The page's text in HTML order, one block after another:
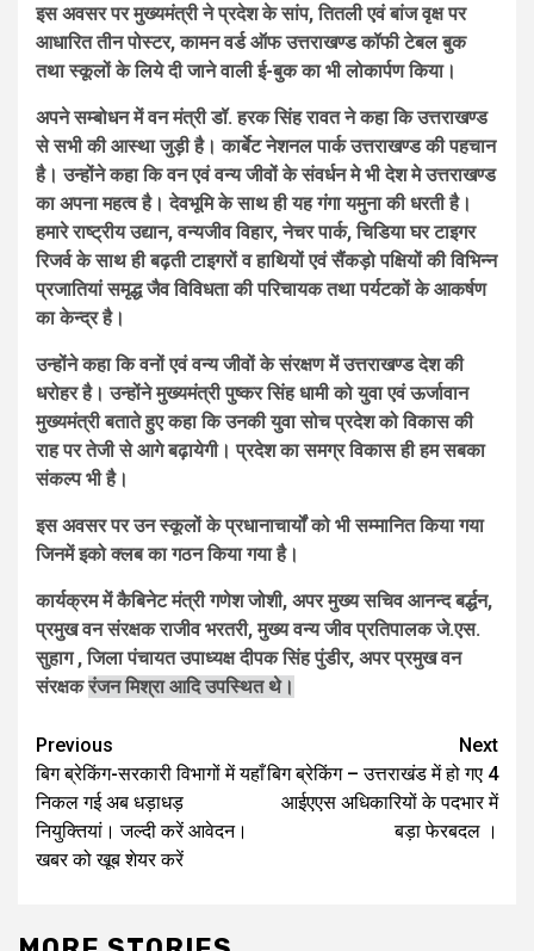
इस अवसर पर मुख्यमंत्री ने प्रदेश के सांप, तितली एवं बांज वृक्ष पर
आधारित तीन पोस्टर, कामन वर्ड ऑफ उत्तराखण्ड कॉफी टेबल बुक
तथा स्कूलों के लिये दी जाने वाली ई-बुक का भी लोकार्पण किया।
अपने सम्बोधन में वन मंत्री डॉ. हरक सिंह रावत ने कहा कि उत्तराखण्ड
से सभी की आस्था जुड़ी है। कार्बेट नेशनल पार्क उत्तराखण्ड की पहचान
है। उन्होंने कहा कि वन एवं वन्य जीवों के संवर्धन मे भी देश मे उत्तराखण्ड
का अपना महत्व है। देवभूमि के साथ ही यह गंगा यमुना की धरती है।
हमारे राष्ट्रीय उद्यान, वन्यजीव विहार, नेचर पार्क, चिडिया घर टाइगर
रिजर्व के साथ ही बढ़ती टाइगरों व हाथियों एवं सैंकड़ो पक्षियों की विभिन्न
प्रजातियां समृद्ध जैव विविधता की परिचायक तथा पर्यटकों के आकर्षण
का केन्द्र है।
उन्होंने कहा कि वनों एवं वन्य जीवों के संरक्षण में उत्तराखण्ड देश की
धरोहर है। उन्होंने मुख्यमंत्री पुष्कर सिंह धामी को युवा एवं ऊर्जावान
मुख्यमंत्री बताते हुए कहा कि उनकी युवा सोच प्रदेश को विकास की
राह पर तेजी से आगे बढ़ायेगी। प्रदेश का समग्र विकास ही हम सबका
संकल्प भी है।
इस अवसर पर उन स्कूलों के प्रधानाचार्यों को भी सम्मानित किया गया
जिनमें इको क्लब का गठन किया गया है।
कार्यक्रम में कैबिनेट मंत्री गणेश जोशी, अपर मुख्य सचिव आनन्द बर्द्धन,
प्रमुख वन संरक्षक राजीव भरतरी, मुख्य वन्य जीव प्रतिपालक जे.एस.
सुहाग , जिला पंचायत उपाध्यक्ष दीपक सिंह पुंडीर, अपर प्रमुख वन
संरक्षकरंजन मिश्रा आदि उपस्थित थे।
Post
navigation
Previous
बिग ब्रेकिंग-सरकारी विभागों में यहाँ
निकल गई अब धड़ाधड़
नियुक्तियां। जल्दी करें आवेदन।
खबर को खूब शेयर करें
Next
बिग ब्रेकिंग – उत्तराखंड में हो गए 4
आईएएस अधिकारियों के पदभार में
बड़ा फेरबदल ।